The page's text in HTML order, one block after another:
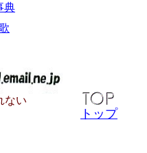
典
ない
トップ